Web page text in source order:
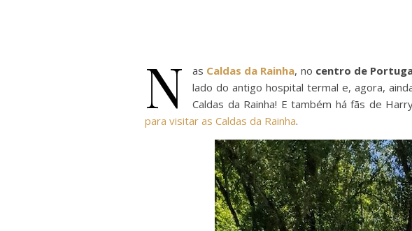
N as Caldas da Rainha, no centro de
lado do antigo hospital termal e, agora,
Caldas da Rainha! E também há fãs de
para visitar as Caldas da Rainha.